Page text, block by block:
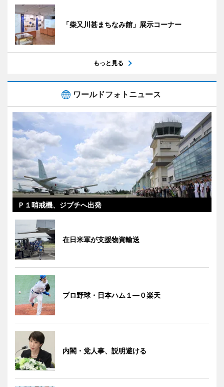
「柴又川甚まちなみ館」展示コーナー
もっと見る
ワールドフォトニュース
Ｐ１哨戒機、ジブチへ出発
在日米軍が支援物資輸送
プロ野球・日本ハム１―０楽天
内閣・党人事、説明避ける